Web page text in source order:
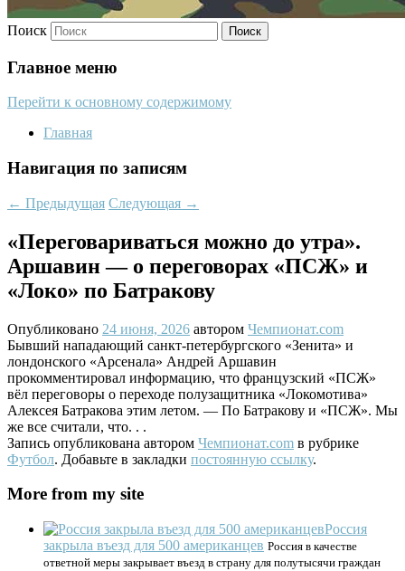
Поиск
Главное меню
Перейти к основному содержимому
Главная
Навигация по записям
← Предыдущая Следующая →
«Переговариваться можно до утра».
Аршавин — о переговорах «ПСЖ» и
«Локо» по Батракову
Опубликовано 24 июня, 2026 автором Чемпионат.com
Бывший нападающий санкт-петербургского «Зенита» и
лондонского «Арсенала» Андрей Аршавин
прокомментировал информацию, что французский «ПСЖ»
вёл переговоры о переходе полузащитника «Локомотива»
Алексея Батракова этим летом. — По Батракову и «ПСЖ». Мы
же все считали, что. . .
Запись опубликована автором Чемпионат.com в рубрике
Футбол. Добавьте в закладки постоянную ссылку.
More from my site
Россия
закрыла въезд для 500 американцев Россия в качестве
ответной меры закрывает въезд в страну для полутысячи граждан